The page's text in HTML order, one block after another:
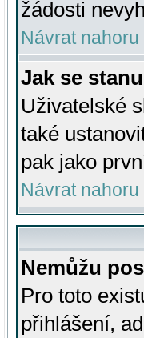
žádosti
Návrat nahoru
Jak se
Uživatelské
také
pak jako
Návrat nahoru
Nemůžu
Pro toto
přihlášení,